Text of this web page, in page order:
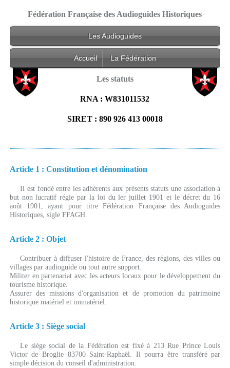
Fédération Française des Audioguides Historiques
Les Audioguides
Accueil La Fédération
Les statuts
RNA : W831011532
SIRET : 890 926 413 00018
Article 1 : Constitution et dénomination
Il est fondé entre les adhérents aux présents statuts une association à
but non lucratif régie par la loi du ler juillet 1901 et le décret du 16
août 1901, ayant pour titre Fédération Française des Audioguides
Historiques, sigle FFAGH.
Article 2 : Objet
Contribuer à diffuser l'histoire de France, des régions, des villes ou
villages par audioguide ou tout autre support.
Militer en partenariat avec les acteurs locaux pour le développement du
tourisme historique.
Assurer des missions d'organisation et de promotion du patrimoine
historique matériel et immatériel.
Article 3 : Siège social
Le siège social de la Fédération est fixé à 213 Rue Prince Louis
Victor de Broglie 83700 Saint-Raphaël. Il pourra être transféré par
simple décision du conseil d'administration.